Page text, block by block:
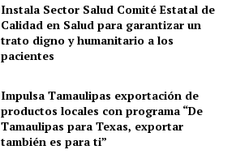
Instala Sector Salud Comité Estatal de
Calidad en Salud para garantizar un
trato digno y humanitario a los
pacientes
Impulsa Tamaulipas exportación de
productos locales con programa “De
Tamaulipas para Texas, exportar
también es para ti”